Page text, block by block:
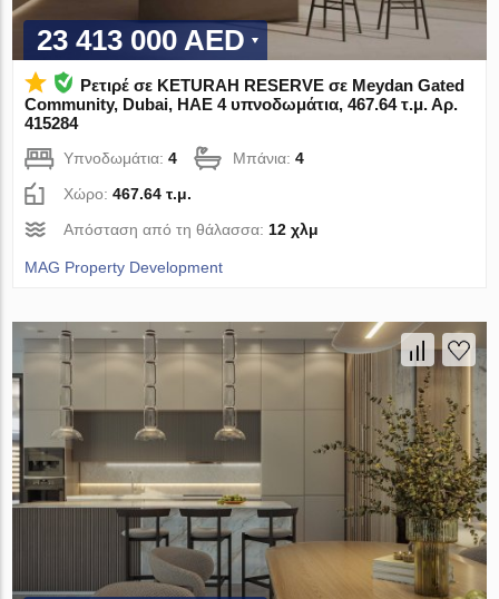
23 413 000 AED
Ρετιρέ σε KETURAH RESERVE σε Meydan Gated
Community, Dubai, ΗΑΕ 4 υπνοδωμάτια, 467.64 τ.μ. Αρ.
415284
Υπνοδωμάτια:4 Μπάνια:4
Χώρο:467.64 τ.μ.
Απόσταση από τη θάλασσα: 12 χλμ
MAG Property Development